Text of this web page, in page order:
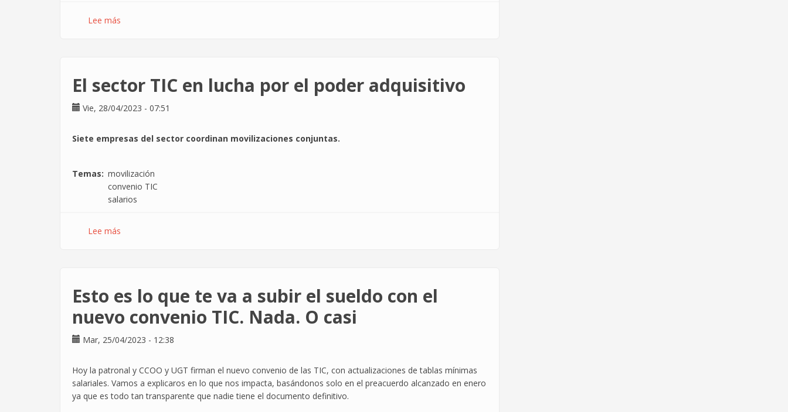
Lee más
por
en
preaviso
de
dimisión
El sector TIC en lucha por el poder adquisitivo
Vie, 28/04/2023 - 07:51
Siete empresas del sector coordinan movilizaciones conjuntas.
Temas
movilización
convenio TIC
salarios
Lee más
lucha
el
adquisitivo
Esto es lo que te va a subir el sueldo con el
nuevo convenio TIC. Nada. O casi
Mar, 25/04/2023 - 12:38
Hoy la patronal y CCOO y UGT firman el nuevo convenio de las TIC, con actualizaciones de tablas mínimas
salariales. Vamos a explicaros en lo que nos impacta, basándonos solo en el preacuerdo alcanzado en enero
ya que es todo tan transparente que nadie tiene el documento definitivo.